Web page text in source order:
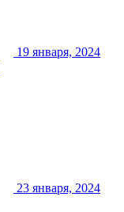
19 января, 2024
23 января, 2024